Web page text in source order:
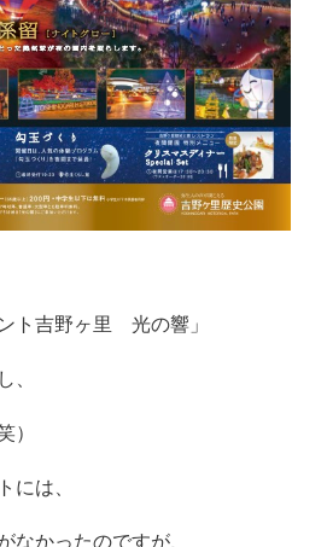
ト吉野ヶ里 光の響」
、
）
には、
なかったのですが、